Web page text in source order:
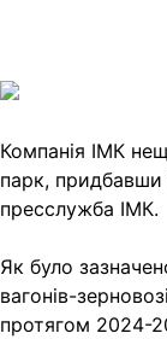
Link
Print
Компанія ІМК
парк, придбавши
пресслужба ІМК.
Як було
вагонів-
протягом 2024-